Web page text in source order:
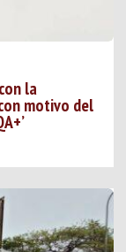
la
motivo del